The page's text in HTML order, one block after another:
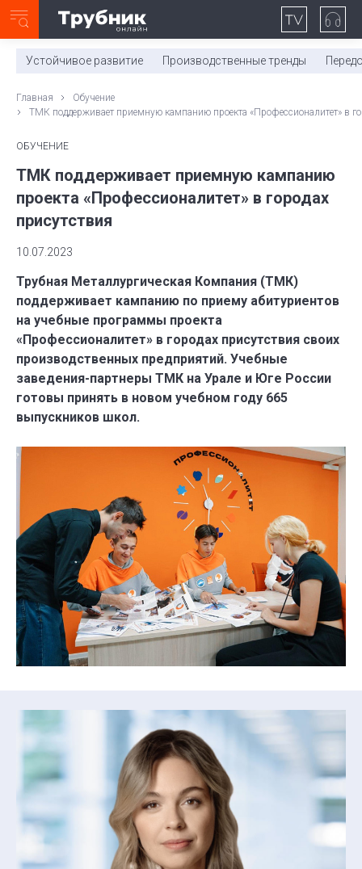
0:00/ 11:03
Устойчивое развитие Производственные тренды
Главная
Обучение
ТМК поддерживает приемную кампанию проекта «Профессионалитет» в
ОБУЧЕНИЕ
ТМК поддерживает приемную кампанию
проекта «Профессионалитет» в городах
присутствия
10.07.2023
Трубная Металлургическая Компания (ТМК)
поддерживает кампанию по приему абитуриентов
на учебные программы проекта
«Профессионалитет» в городах присутствия своих
производственных предприятий. Учебные
заведения-партнеры ТМК на Урале и Юге России
готовы принять в новом учебном году 665
выпускников школ.